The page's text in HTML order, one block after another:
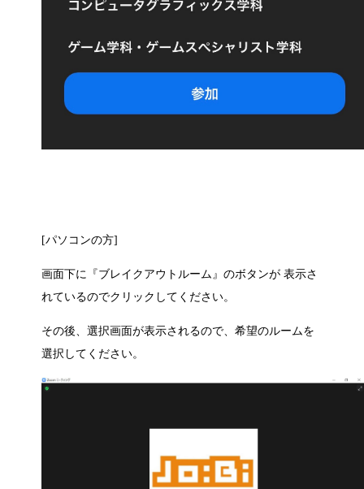
[パソコンの方]
画面下に『 ブレイクアウトルーム』のボタンが 表示さ
れているのでクリックしてください。
その後、選択画面が表示されるので、希望のルームを
選択してください。